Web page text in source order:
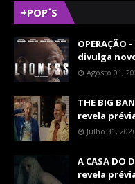
+POP´S
divulga
Agosto 01,
THE BIG
revela
Julho 31,
A CASA DO
revela